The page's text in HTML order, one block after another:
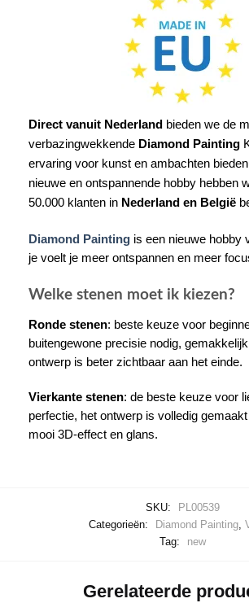
Direct vanuit Nederland bieden we de
verbazingwekkende Diamond Painting
ervaring voor kunst en ambachten
nieuwe en ontspannende hobby hebben
50.000 klanten in Nederland en België
Diamond Painting is een nieuwe hobby
je voelt je meer ontspannen en meer
Welke stenen moet ik kiezen?
Ronde stenen: beste keuze voor
buitengewone precisie nodig,
ontwerp is beter zichtbaar aan het einde.
Vierkante stenen: de beste keuze voor
perfectie, het ontwerp is volledig
mooi 3D-effect en glans.
SKU:
PL00539
Categorieën:
Diamond Painting,
Tag:
new
Gerelateerde